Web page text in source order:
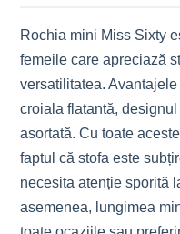
Rochia mini Miss Sixty
femeile care apreciază
versatilitatea.
croiala flatantă,
asortată. Cu toate
faptul că stofa este
necesita atenție sporită
asemenea, lungimea